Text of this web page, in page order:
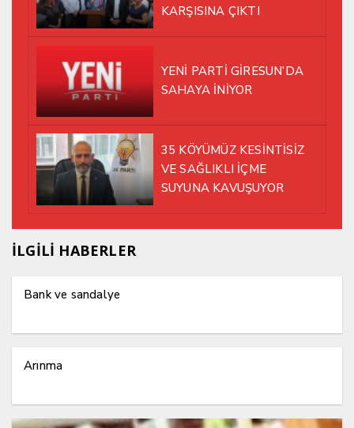
KARŞISINA ÇIKTI
YENİ PARTİ GİRESUN’DA
SAHAYA İNİYOR
35 KÖYÜMÜZ KESİNTİSİZ
VE SAĞLIKLI İÇME
SUYUNA KAVUŞUYOR
İLGİLİ HABERLER
Bank ve sandalye
Arınma